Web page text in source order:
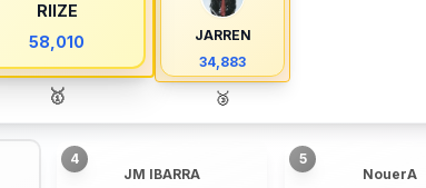
RIIZE
58,010
🥇
JARREN
34,883
🥉
4
JM IBARRA
5
NouerA